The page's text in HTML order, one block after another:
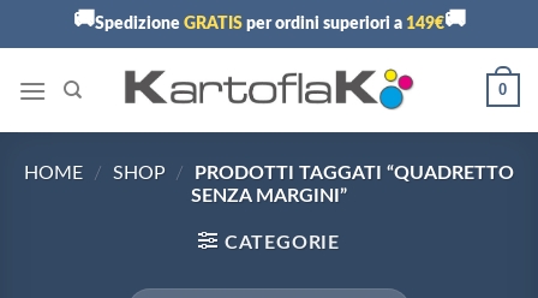
🚚Spedizione GRATISper ordini superiori a 149€🚚
0
HOME / SHOP /
PRODOTTI TAGGATI “QUADRETTO
SENZA MARGINI”
CATEGORIE